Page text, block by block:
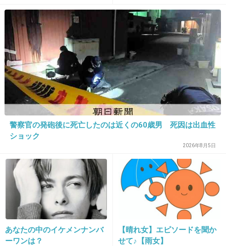
8mileのパクリ
+17
11. 匿名2018/11/16(金) 10:41:57
>>7
はいはい。いちいち絡んでこないで
私が観た作品では上手だと思ったからそれでいいの
演技の良し悪しなんて好みもあるから
+8
2018/11/16(金) 10:42:11
この人ファンいるの？
+15
警察官の発砲後に死亡したのは近くの60歳男 死因は出血性
ショック
2026年8月5日
あなたの中のイケメンナンバ
ーワンは？
【晴れ女】エピソードを聞か
せて♪【雨女】